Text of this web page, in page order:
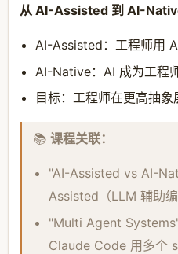
从 AI-Assisted 到 AI-
AI-Assisted：工程师用
AI-Native：AI 成为工程
目标：工程师在更高抽
📚课程关联：
"AI-Assisted vs AI-
Assisted（LLM 辅助
"Multi Agent
Claude Code 用多个